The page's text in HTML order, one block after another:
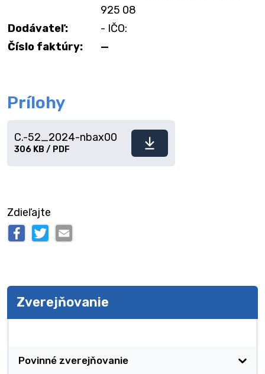
925 08
Dodávateľ:
- IČO:
Číslo faktúry:
—
Prílohy
Stiahnuť
C.-52_2024-nbax00
306 KB / PDF
Zdieľajte
Zverejňovanie
Povinné zverejňovanie